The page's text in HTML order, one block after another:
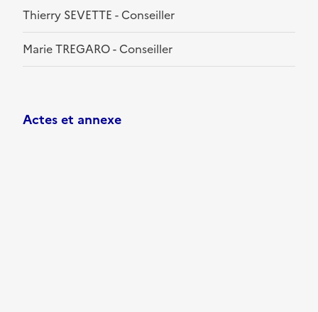
Thierry SEVETTE - Conseiller
Marie TREGARO - Conseiller
Actes et annexe